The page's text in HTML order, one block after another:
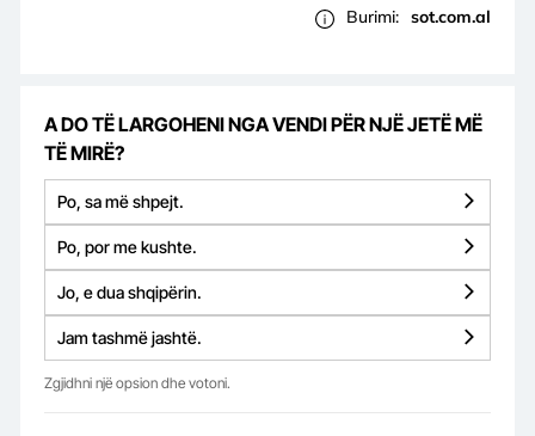
Burimi: sot.com.al
A DO TË LARGOHENI NGA VENDI PËR NJË JETË MË
TË MIRË?
Po, sa më shpejt.
Po, por me kushte.
Jo, e dua shqipërin.
Jam tashmë jashtë.
Zgjidhni një opsion dhe votoni.